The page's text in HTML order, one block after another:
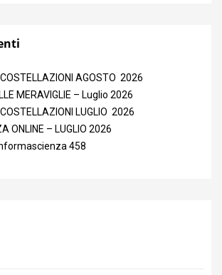
COSTELLAZIONI AGOSTO 2026
MERAVIGLIE – Luglio 2026
LUGLIO 2026
ONLINE – LUGLIO 2026
458